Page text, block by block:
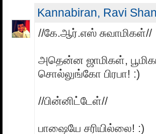
Kannabiran, Ravi
//கே.ஆர்.எஸ் சுவாமிகள்//
அதென்ன ஜாமிகள்,
சொல்லுங்கோ பிரபா! :)
//பின்னிட்டேள்//
பாஷையே சரியில்லை! :)